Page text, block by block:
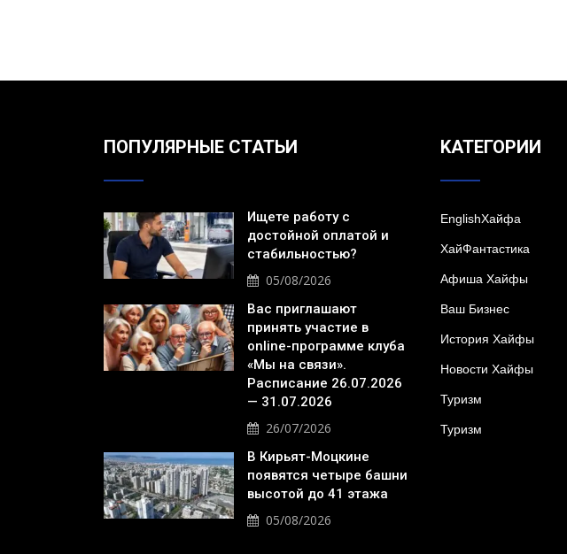
ПОПУЛЯРНЫЕ СТАТЬИ
Ищете работу с
достойной оплатой и
стабильностью?
05/08/2026
Вас приглашают
принять участие в
online-программе клуба
«Мы на связи».
Расписание 26.07.2026
— 31.07.2026
26/07/2026
В Кирьят-Моцкине
появятся четыре башни
высотой до 41 этажа
05/08/2026
KАТЕГОРИИ
EnglishХайфа
XайФантастика
Афиша Хайфы
Ваш Бизнес
История Хайфы
Новости Хайфы
Туризм
Туризм